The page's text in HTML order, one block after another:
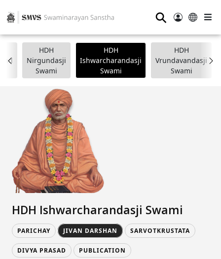
⚲
HDH
Nirgundasji
Swami
HDH
Ishwarcharandasji
Swami
HDH
Vrundavandasji
Swami
HDH Ishwarcharandasji Swami
PARICHAY JIVAN DARSHAN SARVOTKRUSTATA
DIVYA PRASAD PUBLICATION